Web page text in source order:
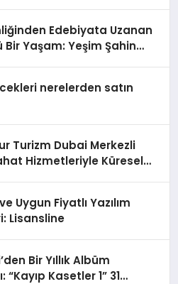
Edebiyata Uzanan
Bir Yaşam: Yeşim Şahin
nerelerden satın
Turizm Dubai Merkezli
Hizmetleriyle Küresel
Uygun Fiyatlı Yazılım
Lisansline
Bir Yıllık Albüm
“Kayıp Kasetler 1” 31